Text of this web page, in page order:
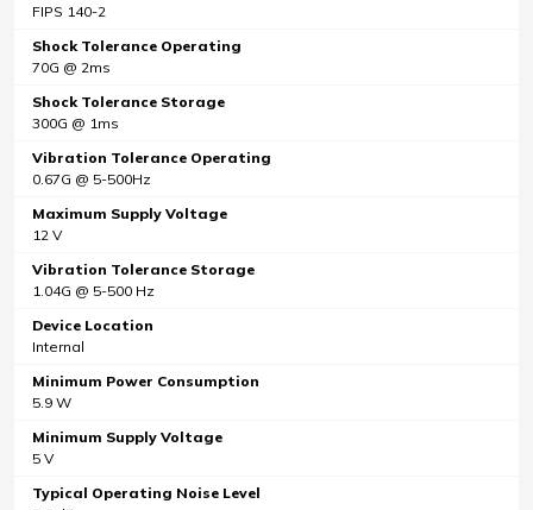
FIPS 140-2
Shock Tolerance Operating
70G @ 2ms
Shock Tolerance Storage
300G @ 1ms
Vibration Tolerance Operating
0.67G @ 5-500Hz
Maximum Supply Voltage
12 V
Vibration Tolerance Storage
1.04G @ 5-500 Hz
Device Location
Internal
Minimum Power Consumption
5.9 W
Minimum Supply Voltage
5 V
Typical Operating Noise Level